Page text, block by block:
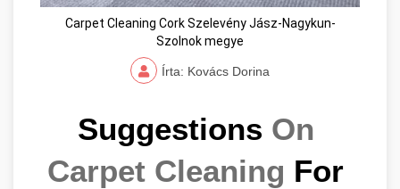
Carpet Cleaning Cork Szelevény Jász-Nagykun-
Szolnok megye
Írta: Kovács Dorina
Suggestions On
Carpet Cleaning For